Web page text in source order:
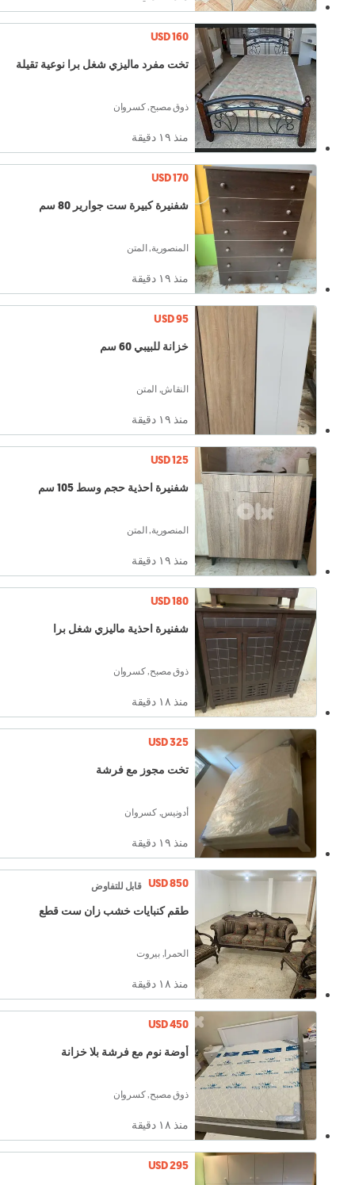
USD 160
تخت مفرد ماليزي شغل برا نوعية تقيلة
ذوق مصبح, كسروان
منذ ١٩ دقيقة
USD 170
شفنيرة كبيرة ست جوارير 80 سم
المنصورية, المتن
منذ ١٩ دقيقة
USD 95
خزانة للبيبي 60 سم
النقاش, المتن
منذ ١٩ دقيقة
USD 125
شفنيرة احذية حجم وسط 105 سم
المنصورية, المتن
منذ ١٩ دقيقة
USD 180
شفنيرة احذية ماليزي شغل برا
ذوق مصبح, كسروان
منذ ١٨ دقيقة
USD 325
تخت مجوز مع فرشة
أدونيس, كسروان
منذ ١٩ دقيقة
USD 850 قابل للتفاوض
طقم كنبايات خشب زان ست قطع
الحمرا, بيروت
منذ ١٨ دقيقة
USD 450
أوضة نوم مع فرشة بلا خزانة
ذوق مصبح, كسروان
منذ ١٨ دقيقة
USD 295